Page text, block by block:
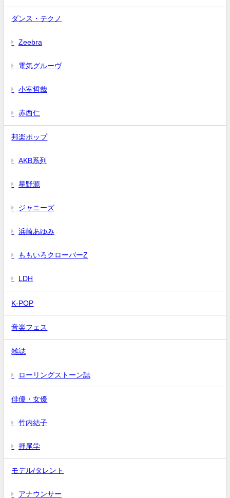
ダンス・テクノ
Zeebra
電気グルーヴ
小室哲哉
赤西仁
邦楽ポップ
AKB系列
星野源
ジャニーズ
浜崎あゆみ
ももいろクローバーZ
LDH
K-POP
音楽フェス
雑誌
ローリングストーン誌
俳優・女優
竹内結子
押尾学
モデル/タレント
アナウンサー